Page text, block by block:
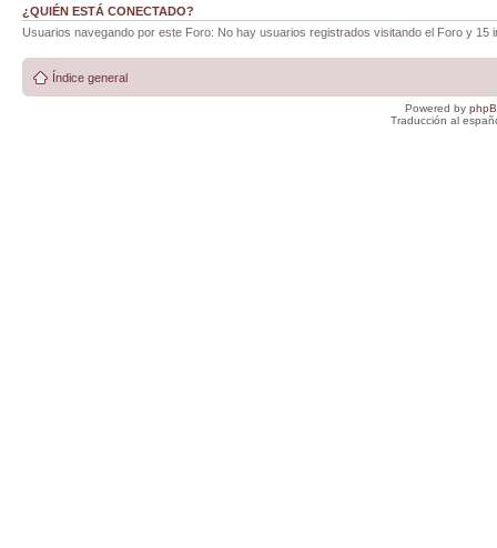
¿QUIÉN ESTÁ CONECTADO?
Usuarios navegando por este Foro: No hay usuarios registrados visitando el Foro y 15
Índice general
Powered by
Traducción al